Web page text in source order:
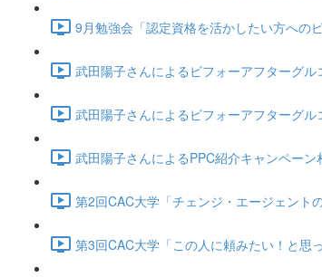
9月勉強会「認定資格を活かしたい方へ
武田陽子さんによるビフォーアフターグ
武田陽子さんによるビフォーアフターグ
武田陽子さんによるPPC紹介キャンペー
第2回CAC大学「チェンジ・エージェン
第3回CAC大学「この人に頼みたい！と